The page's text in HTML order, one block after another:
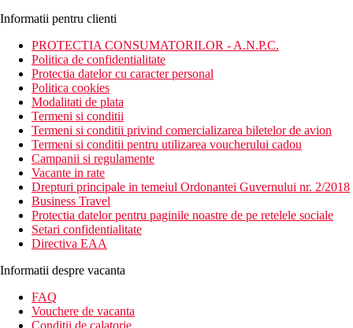
Informatii pentru clienti
PROTECTIA CONSUMATORILOR - A.N.P.C.
Politica de confidentialitate
Protectia datelor cu caracter personal
Politica cookies
Modalitati de plata
Termeni si conditii
Termeni si conditii privind comercializarea biletelor de avion
Termeni si conditii pentru utilizarea voucherului cadou
Campanii si regulamente
Vacante in rate
Drepturi principale in temeiul Ordonantei Guvernului nr. 2/2018
Business Travel
Protectia datelor pentru paginile noastre de pe retelele sociale
Setari confidentialitate
Directiva EAA
Informatii despre vacanta
FAQ
Vouchere de vacanta